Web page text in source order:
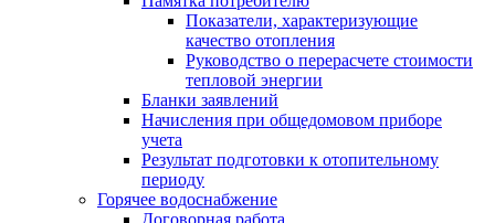
Показатели, характеризующие
качество отопления
Руководство о перерасчете стоимости
тепловой энергии
Бланки заявлений
Начисления при общедомовом приборе
учета
Результат подготовки к отопительному
периоду
Горячее водоснабжение